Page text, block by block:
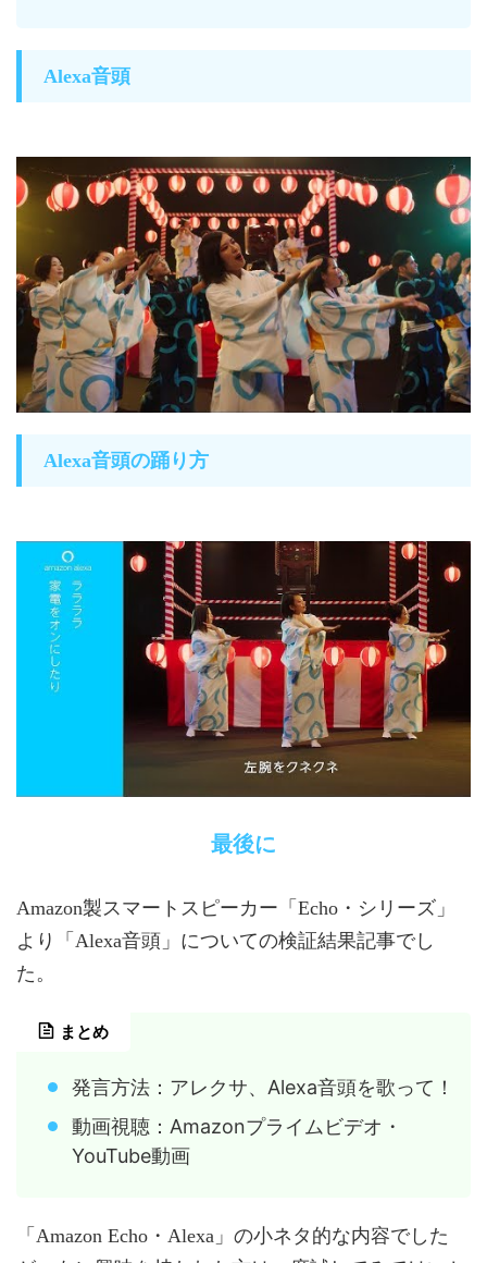
Alexa音頭
Alexa音頭の踊り方
最後に
Amazon製スマートスピーカー「Echo・シリーズ」
より「Alexa音頭」についての検証結果記事でし
た。
まとめ
発言方法：アレクサ、Alexa音頭を歌って！
動画視聴：Amazonプライムビデオ・
YouTube動画
「Amazon Echo・Alexa」の小ネタ的な内容でした